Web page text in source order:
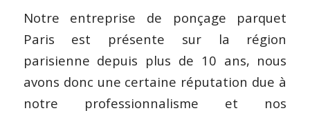
Notre entreprise de ponçage parquet
Paris est présente sur la région
parisienne depuis plus de 10 ans, nous
avons donc une certaine réputation due à
notre professionnalisme et nos